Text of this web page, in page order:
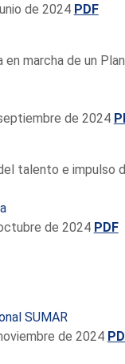
de 2024 PDF
marcha de un
de 2024
talento e impulso
de 2024 PDF
SUMAR
de 2024